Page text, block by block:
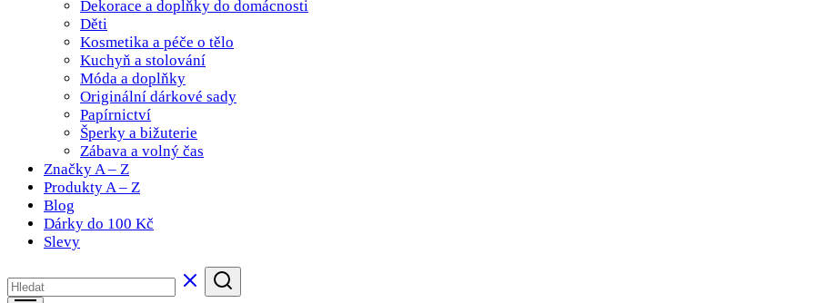
Dekorace a doplňky do domácnosti
Děti
Kosmetika a péče o tělo
Kuchyň a stolování
Móda a doplňky
Originální dárkové sady
Papírnictví
Šperky a bižuterie
Zábava a volný čas
Značky A – Z
Produkty A – Z
Blog
Dárky do 100 Kč
Slevy